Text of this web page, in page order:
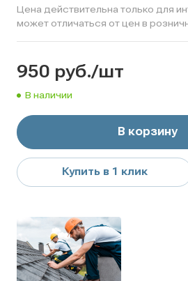
Цена действительна только для
может отличаться от цен в
950 руб./шт
В наличии
В корзину
Купить в 1 клик